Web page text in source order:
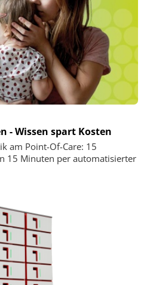
- Wissen spart Kosten
am Point-Of-Care: 15
15 Minuten per automatisierter